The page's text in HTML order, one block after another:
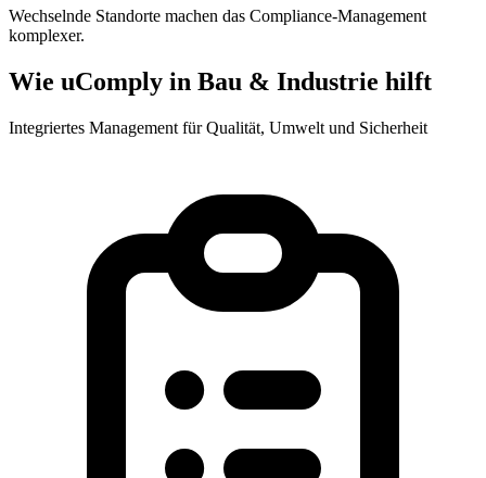
Wechselnde Standorte machen das Compliance-Management
komplexer.
Wie uComply in Bau & Industrie hilft
Integriertes Management für Qualität, Umwelt und Sicherheit